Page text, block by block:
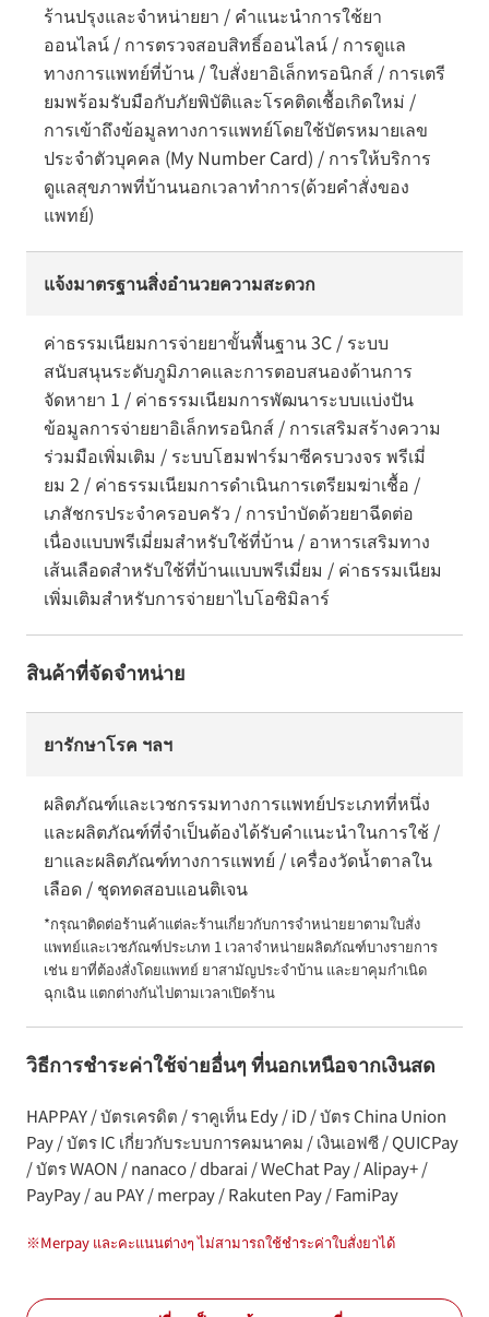
ร้านปรุงและจำหน่ายยา / คำแนะนำการใช้ยา
ออนไลน์ / การตรวจสอบสิทธิ์ออนไลน์ / การดูแล
ทางการแพทย์ที่บ้าน / ใบสั่งยาอิเล็กทรอนิกส์ / การเตรี
ยมพร้อมรับมือกับภัยพิบัติและโรคติดเชื้อเกิดใหม่ /
การเข้าถึงข้อมูลทางการแพทย์โดยใช้บัตรหมายเลข
ประจำตัวบุคคล (My Number Card) / การให้บริการ
ดูแลสุขภาพที่บ้านนอกเวลาทำการ(ด้วยคำสั่งของ
แพทย์)
แจ้งมาตรฐานสิ่งอำนวยความสะดวก
ค่าธรรมเนียมการจ่ายยาขั้นพื้นฐาน 3C / ระบบ
สนับสนุนระดับภูมิภาคและการตอบสนองด้านการ
จัดหายา 1 / ค่าธรรมเนียมการพัฒนาระบบแบ่งปัน
ข้อมูลการจ่ายยาอิเล็กทรอนิกส์ / การเสริมสร้างความ
ร่วมมือเพิ่มเติม / ระบบโฮมฟาร์มาซีครบวงจร พรีเมี่
ยม 2 / ค่าธรรมเนียมการดำเนินการเตรียมฆ่าเชื้อ /
เภสัชกรประจำครอบครัว / การบำบัดด้วยยาฉีดต่อ
เนื่องแบบพรีเมี่ยมสำหรับใช้ที่บ้าน / อาหารเสริมทาง
เส้นเลือดสำหรับใช้ที่บ้านแบบพรีเมี่ยม / ค่าธรรมเนียม
เพิ่มเติมสำหรับการจ่ายยาไบโอซิมิลาร์
สินค้าที่จัดจำหน่าย
ยารักษาโรค ฯลฯ
ผลิตภัณฑ์และเวชกรรมทางการแพทย์ประเภทที่หนึ่ง
และผลิตภัณฑ์ที่จำเป็นต้องได้รับคำแนะนำในการใช้ /
ยาและผลิตภัณฑ์ทางการแพทย์ / เครื่องวัดน้ำตาลใน
เลือด / ชุดทดสอบแอนติเจน
*กรุณาติดต่อร้านค้าแต่ละร้านเกี่ยวกับการจำหน่ายยาตามใบสั่ง
แพทย์และเวชภัณฑ์ประเภท 1 เวลาจำหน่ายผลิตภัณฑ์บางรายการ
เช่น ยาที่ต้องสั่งโดยแพทย์ ยาสามัญประจำบ้าน และยาคุมกำเนิด
ฉุกเฉิน แตกต่างกันไปตามเวลาเปิดร้าน
วิธีการชำระค่าใช้จ่ายอื่นๆ ที่นอกเหนือจากเงินสด
HAPPAY / บัตรเครดิต / ราคูเท็น Edy / iD / บัตร China Union
Pay / บัตร IC เกี่ยวกับระบบการคมนาคม / เงินเอฟซี / QUICPay
/ บัตร WAON / nanaco / dbarai / WeChat Pay / Alipay+ /
PayPay / au PAY / merpay / Rakuten Pay / FamiPay
※Merpay และคะแนนต่างๆ ไม่สามารถใช้ชำระค่าใบสั่งยาได้